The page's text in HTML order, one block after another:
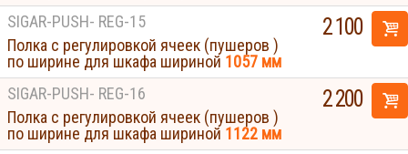
SIGAR-PUSH- REG-15
Полка с регулировкой ячеек (пушеров )
по ширине для шкафа шириной 1057 мм
2 100
SIGAR-PUSH- REG-16
Полка с регулировкой ячеек (пушеров )
по ширине для шкафа шириной 1122 мм
2 200